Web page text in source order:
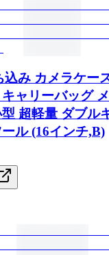
み カメラケー
ャリーバッグ
超軽量 ダブル
ル (16インチ,B)